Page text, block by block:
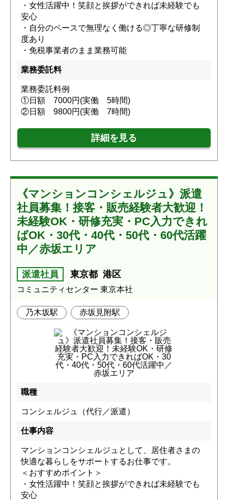
・女性活躍中！笑顔と挨拶ができれば未経験でも
安心
・自分のペースで無理なく働ける◎丁寧な研修制
度あり
・免税事業者のまま業務可能
業務委託料
業務委託料例
①日額 7000円(実働 5時間)
②日額 9800円(実働 7時間)
詳細を見る
《マンションコンシェルジュ》派遣
社員募集！接客・販売経験者大歓迎！
未経験OK・研修充実・PC入力できれ
ばOK・30代・40代・50代・60代活躍
中／赤坂エリア
派遣社員 東京都 港区
コミュニティセンター 東京本社
乃木坂駅 赤坂見附駅
職種
コンシェルジュ（代行／派遣）
仕事内容
マンションコンシェルジュとして、居住者さまの
快適な暮らしをサポートするお仕事です。
＜おすすめポイント＞
・女性活躍中！笑顔と挨拶ができれば未経験でも
安心